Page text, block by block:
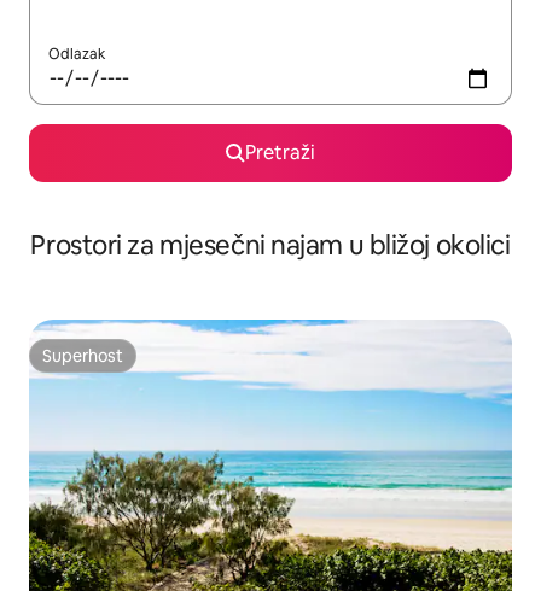
Odlazak
Pretraži
Prostori za mjesečni najam u bližoj okolici
Superhost
Superhost